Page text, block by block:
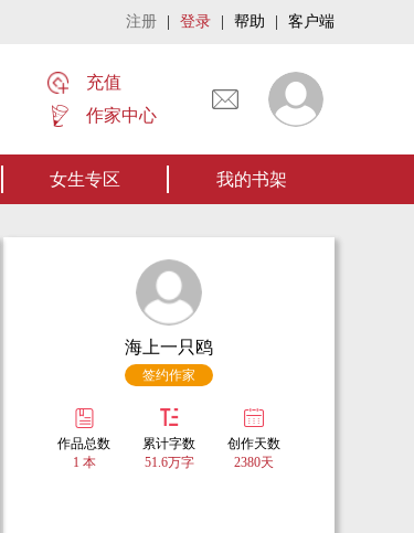
注册 登录 帮助 客户端
充值
作家中心
女生专区 我的书架
海上一只鸥
签约作家
作品总数
1 本
累计字数
51.6万字
创作天数
2380天